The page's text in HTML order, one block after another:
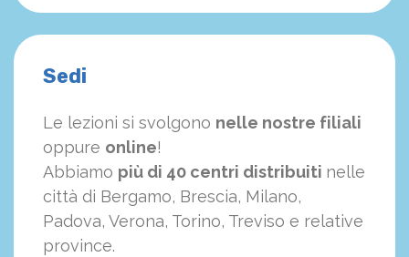
Sedi
Le lezioni si svolgono nelle nostre filiali
oppure online!
Abbiamo più di 40 centri distribuiti nelle
città di Bergamo, Brescia, Milano,
Padova, Verona, Torino, Treviso e relative
province.